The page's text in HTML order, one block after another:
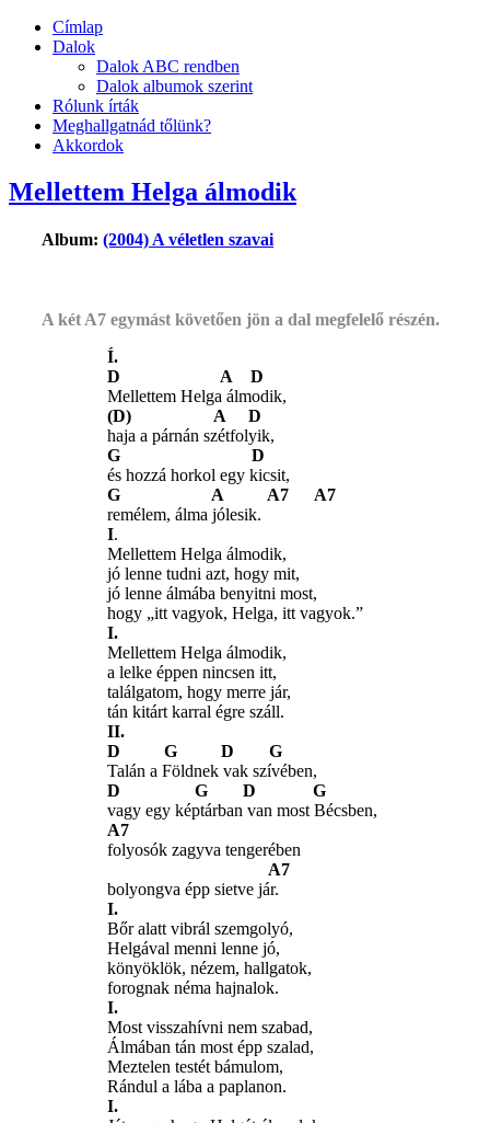
Címlap
Dalok
Dalok ABC rendben
Dalok albumok szerint
Rólunk írták
Meghallgatnád tőlünk?
Akkordok
Mellettem Helga álmodik
Album: (2004) A véletlen szavai
A két A7 egymást követően jön a dal megfelelő részén.
Í.
D A D
Mellettem Helga álmodik,
(D) A D
haja a párnán szétfolyik,
G D
és hozzá horkol egy kicsit,
G A A7 A7
remélem, álma jólesik.
I.
Mellettem Helga álmodik,
jó lenne tudni azt, hogy mit,
jó lenne álmába benyitni most,
hogy „itt vagyok, Helga, itt vagyok.”
I.
Mellettem Helga álmodik,
a lelke éppen nincsen itt,
találgatom, hogy merre jár,
tán kitárt karral égre száll.
II.
D G D G
Talán a Földnek vak szívében,
D G D G
vagy egy képtárban van most Bécsben,
A7
folyosók zagyva tengerében
A7
bolyongva épp sietve jár.
I.
Bőr alatt vibrál szemgolyó,
Helgával menni lenne jó,
könyöklök, nézem, hallgatok,
forognak néma hajnalok.
I.
Most visszahívni nem szabad,
Álmában tán most épp szalad,
Meztelen testét bámulom,
Rándul a lába a paplanon.
I.